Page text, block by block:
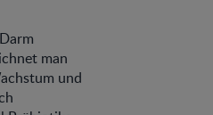
man
und